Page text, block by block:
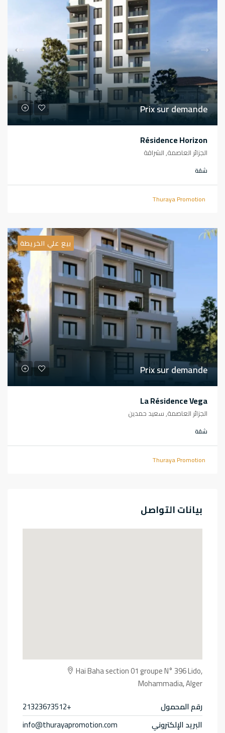
Prix sur demande
Résidence Horizon
الجزائر العاصمة, الشراقة
شقة
Thuraya Promotion
بيع علي الخريطة
Prix sur demande
La Résidence Vega
الجزائر العاصمة, سعيد حمدين
شقة
Thuraya Promotion
بيانات التواصل
Hai Baha section 01 groupe N° 396 Lido,
Mohammadia, Alger
رقم المحمول
+21323673512
البريد الإلكتروني
info@thurayapromotion.com